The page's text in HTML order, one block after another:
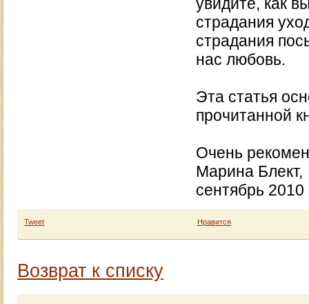
страдания
страдания
нас любовь.
Эта статья
прочитанной
Очень
Марина Блект,
сентябрь 2010
Tweet Нравится
Возврат к списку